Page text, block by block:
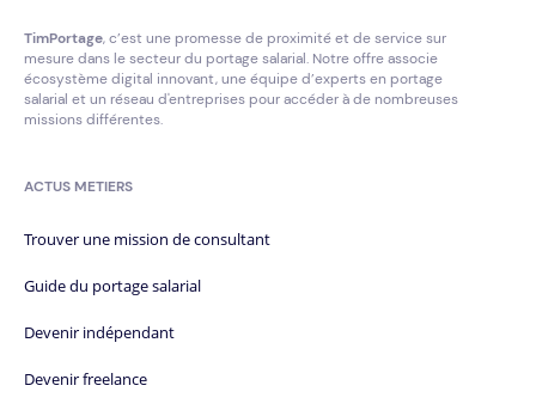
TimPortage, c’est une promesse de proximité et de service sur
mesure dans le secteur du portage salarial. Notre offre associe
écosystème digital innovant, une équipe d’experts en portage
salarial et un réseau d'entreprises pour accéder à de nombreuses
missions différentes.
ACTUS METIERS
Trouver une mission de consultant
Guide du portage salarial
Devenir indépendant
Devenir freelance